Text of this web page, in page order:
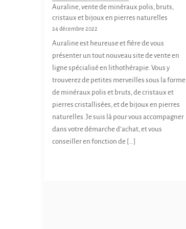
Auraline, vente de minéraux polis, bruts,
cristaux et bijoux en pierres naturelles
24 décembre 2022
Auraline est heureuse et fière de vous
présenter un tout nouveau site de vente en
ligne spécialisé en lithothérapie. Vous y
trouverez de petites merveilles sous la forme
de minéraux polis et bruts, de cristaux et
pierres cristallisées, et de bijoux en pierres
naturelles. Je suis là pour vous accompagner
dans votre démarche d’achat, et vous
conseiller en fonction de […]